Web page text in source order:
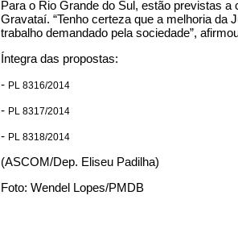
Para o Rio Grande do Sul, estão previstas
Gravataí. “Tenho certeza que a melhoria da
trabalho demandado pela sociedade”,
Íntegra das propostas:
- PL 8316/2014
- PL 8317/2014
- PL 8318/2014
(ASCOM/Dep. Eliseu Padilha)
Foto: Wendel Lopes/PMDB